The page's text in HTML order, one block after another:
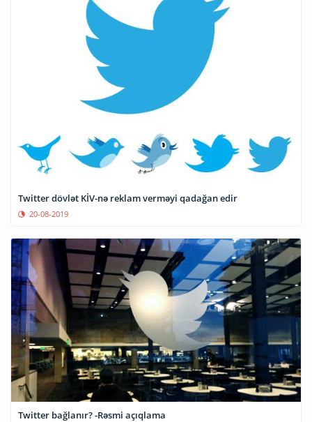
Twitter dövlət KİV-nə reklam verməyi qadağan edir
20-08-2019
Twitter bağlanır? -Rəsmi açıqlama